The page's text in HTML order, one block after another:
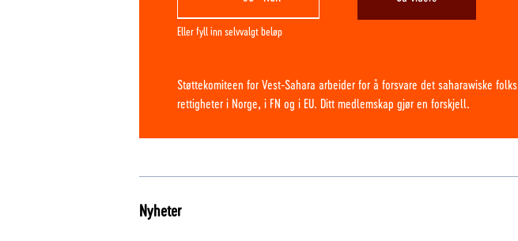
Eller fyll inn selvvalgt beløp
Støttekomiteen for Vest-Sahara arbeider for å forsvare det saharawiske folks
rettigheter i Norge, i FN og i EU. Ditt medlemskap gjør en forskjell.
Nyheter